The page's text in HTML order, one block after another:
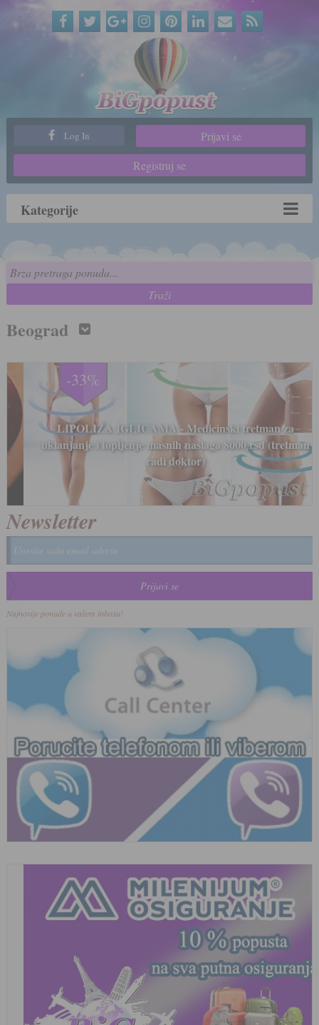
Log In
Prijavi se
Registruj se
Kategorije
Beograd
LIPOLIZA IGLICAMA - Medicinski tretman za
uklanjanje i topljenje masnih naslaga 8000 rsd (tretman
radi doktor)
-33%
Newsletter
Najnovije ponude u vašem inboxu!